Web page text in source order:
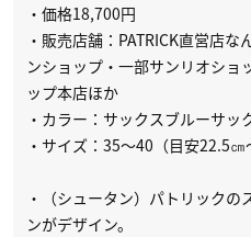
・価格18,700円
・販売店舗：PATRICK直営店
ンショップ・一部サンリオショ
ップ本店ほか
・カラー：サックスブルーサッ
・サイズ：35～40（目安22.5㎝
・（シュータン）パトリック
ンがデザイン。